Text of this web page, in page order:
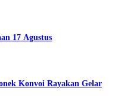
17 Agustus
Konvoi Rayakan Gelar